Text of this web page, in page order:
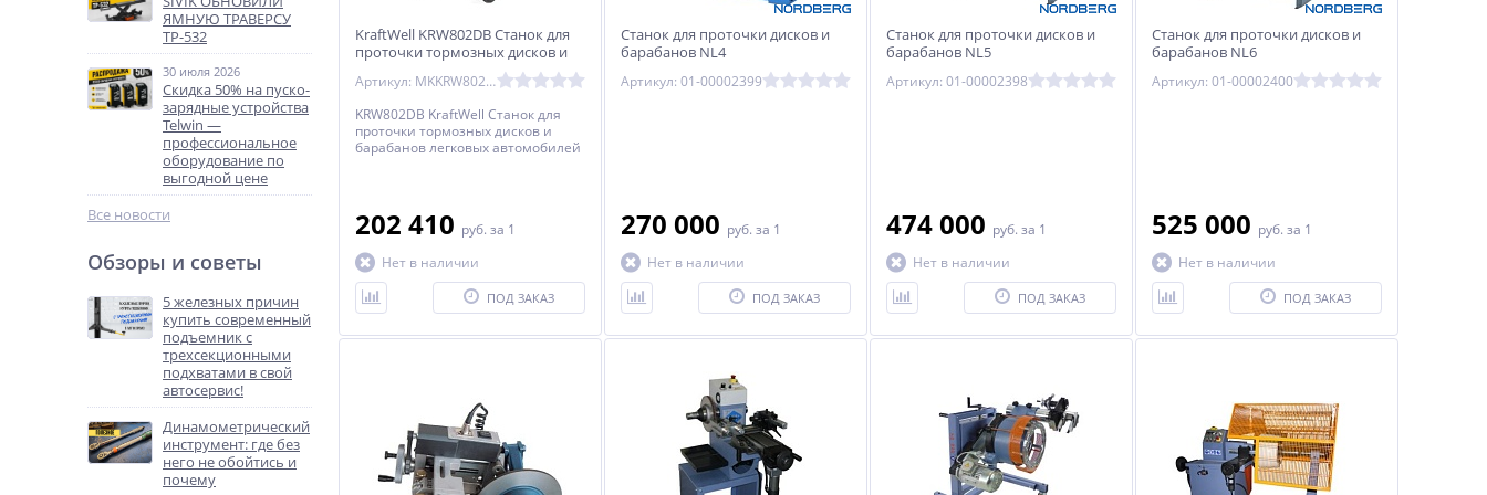
ЯМНУЮ ТРАВЕРСУ
ТР-532
30 июля 2026
Скидка 50% на пуско-
зарядные устройства
Telwin —
профессиональное
оборудование по
выгодной цене
Все новости
Обзоры и советы
5 железных причин
купить современный
подъемник с
трехсекционными
подхватами в свой
автосервис!
Динамометрический
инструмент: где без
него не обойтись и
почему
KraftWell KRW802DB Станок для
проточки тормозных дисков и
барабанов со снятием и без
Артикул: MKKRW802DB
KRW802DB KraftWell Станок для
проточки тормозных дисков и
барабанов легковых автомобилей
202 410 руб. за 1
Нет в наличии
ПОД ЗАКАЗ
Станок для проточки дисков и
барабанов NL4
Артикул: 01-00002399
270 000 руб. за 1
Нет в наличии
ПОД ЗАКАЗ
Станок для проточки дисков и
барабанов NL5
Артикул: 01-00002398
474 000 руб. за 1
Нет в наличии
ПОД ЗАКАЗ
Станок для проточки дисков и
барабанов NL6
Артикул: 01-00002400
525 000 руб. за 1
Нет в наличии
ПОД ЗАКАЗ